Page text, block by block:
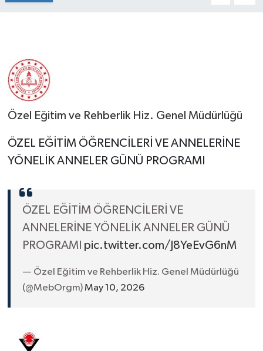
Özel Eğitim ve Rehberlik Hiz. Genel Müdürlüğü
ÖZEL EĞİTİM ÖĞRENCİLERİ VE ANNELERİNE
YÖNELİK ANNELER GÜNÜ PROGRAMI
ÖZEL EĞİTİM ÖĞRENCİLERİ VE
ANNELERİNE YÖNELİK ANNELER GÜNÜ
PROGRAMI pic.twitter.com/J8YeEvG6nM
— Özel Eğitim ve Rehberlik Hiz. Genel Müdürlüğü
(@MebOrgm)May 10, 2026